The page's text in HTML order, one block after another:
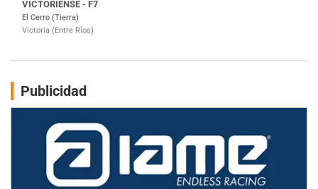
Victoria (Entre Ríos)
PATAGONICO - F6
Gral. E. Godoy (Río Negro)
CSK - F7
NORESTE SANTAFESINO - F6
Ciudad de Avellaneda (Asfalto)
Avellaneda (Santa Fe)
Publicidad